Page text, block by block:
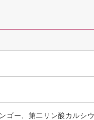
ゴー、第二リン酸カルシウ